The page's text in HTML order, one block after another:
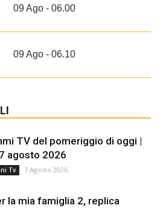
09 Ago - 06.00
09 Ago - 06.10
TV del pomeriggio di oggi |
agosto 2026
Tv 7 Agosto 2026
la mia famiglia 2, replica